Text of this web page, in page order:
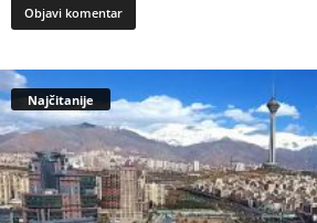
Najčitanije